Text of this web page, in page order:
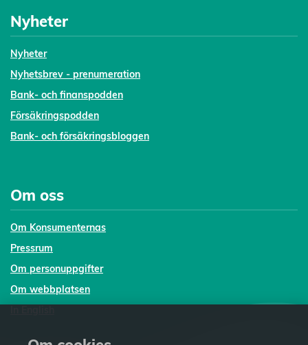
Nyheter
Nyheter
Nyhetsbrev - prenumeration
Bank- och finanspodden
Försäkringspodden
Bank- och försäkringsbloggen
Om oss
Om Konsumenternas
Pressrum
Om personuppgifter
Om webbplatsen